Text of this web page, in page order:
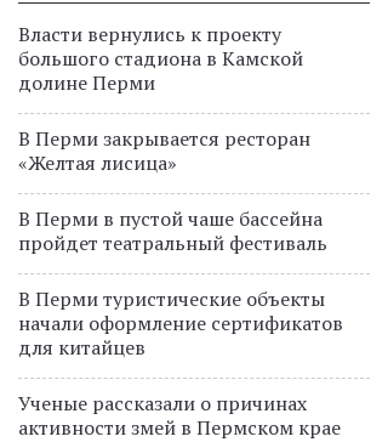
Власти вернулись к проекту
большого стадиона в Камской
долине Перми
В Перми закрывается ресторан
«Желтая лисица»
В Перми в пустой чаше бассейна
пройдет театральный фестиваль
В Перми туристические объекты
начали оформление сертификатов
для китайцев
Ученые рассказали о причинах
активности змей в Пермском крае